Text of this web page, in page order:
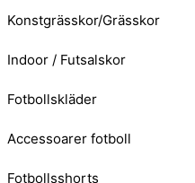
Konstgrässkor/Grässkor
Indoor / Futsalskor
Fotbollskläder
Accessoarer fotboll
Fotbollsshorts